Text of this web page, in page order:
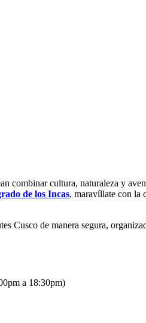
combinar cultura, naturaleza y
de los Incas, maravíllate con la
Cusco de manera segura,
a 18:30pm)